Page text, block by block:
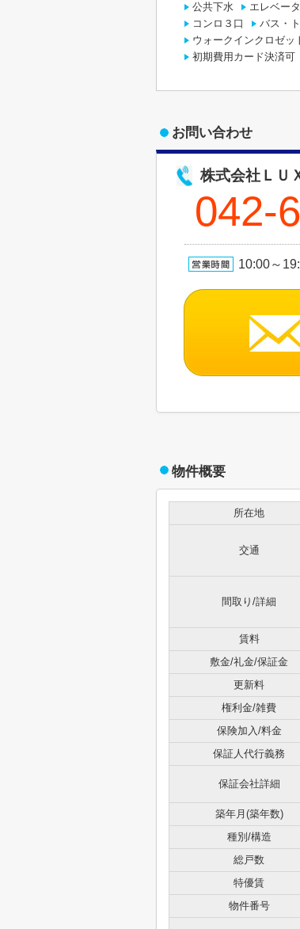
公共下水
エレベー
コンロ３口
バス・
ウォークインクロゼッ
初期費用カード決済可
お問い合わせ
株式会社ＬＵ
042-
10:00～
物件概要
所在地
交通
間取り/詳細
賃料
敷金/礼金/保証金
更新料
権利金/雑費
保険加入/料金
保証人代行義務
保証会社詳細
築年月(築年数)
種別/構造
総戸数
特優賃
物件番号